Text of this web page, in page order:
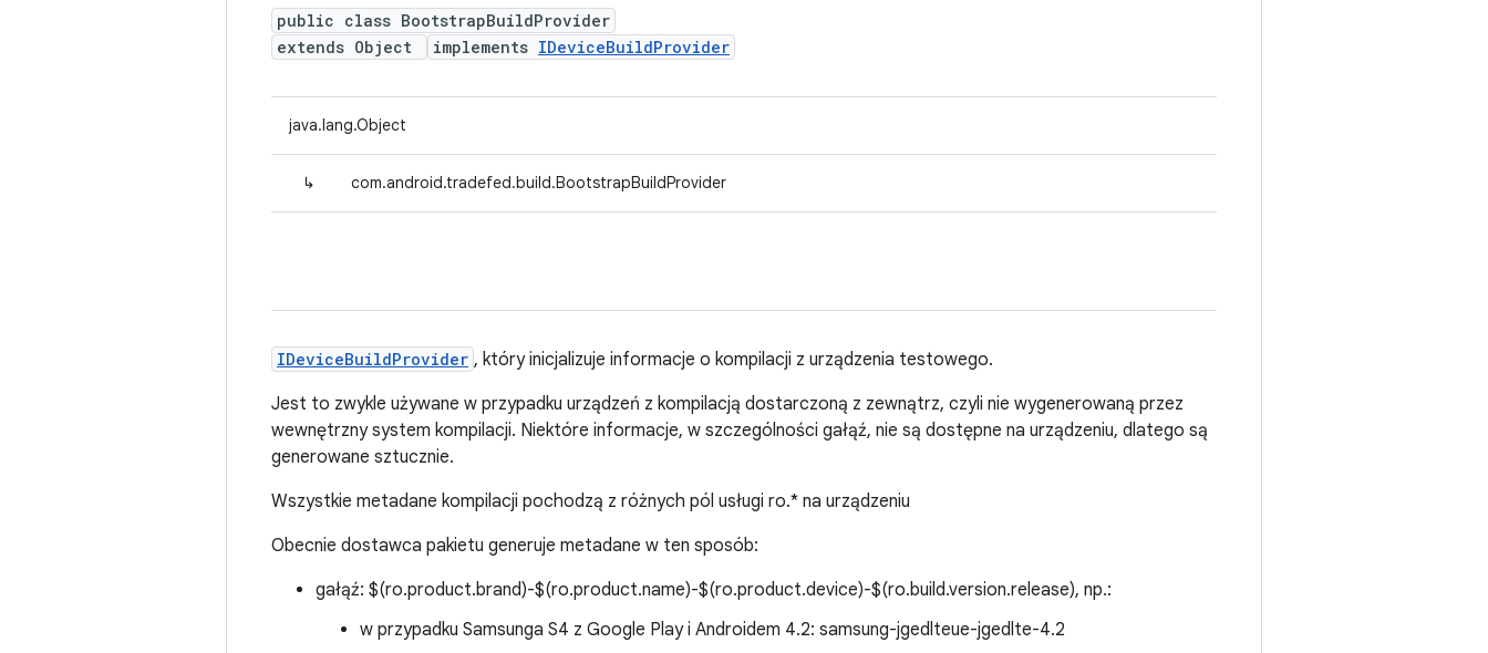
public class BootstrapBuildProvider
extends Object
implements IDeviceBuildProvider
java.lang.Object
↳ com.android.tradefed.build.BootstrapBuildProvider
IDeviceBuildProvider , który inicjalizuje informacje o kompilacji z urządzenia testowego.
Jest to zwykle używane w przypadku urządzeń z kompilacją dostarczoną z zewnątrz, czyli nie wygenerowaną przez
wewnętrzny system kompilacji. Niektóre informacje, w szczególności gałąź, nie są dostępne na urządzeniu, dlatego są
generowane sztucznie.
Wszystkie metadane kompilacji pochodzą z różnych pól usługi ro.* na urządzeniu
Obecnie dostawca pakietu generuje metadane w ten sposób:
gałąź: $(ro.product.brand)-$(ro.product.name)-$(ro.product.device)-$(ro.build.version.release), np.:
w przypadku Samsunga S4 z Google Play i Androidem 4.2: samsung-jgedlteue-jgedlte-4.2